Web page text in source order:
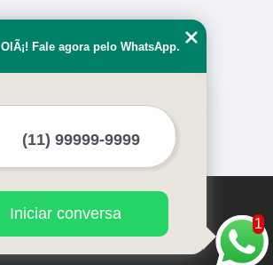
1
OlÃ¡! Fale agora pelo WhatsApp.
Iniciar conversa